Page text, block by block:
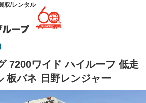
取/レンタル
7200ワイド ハイルーフ 低走
板バネ 日野レンジャー